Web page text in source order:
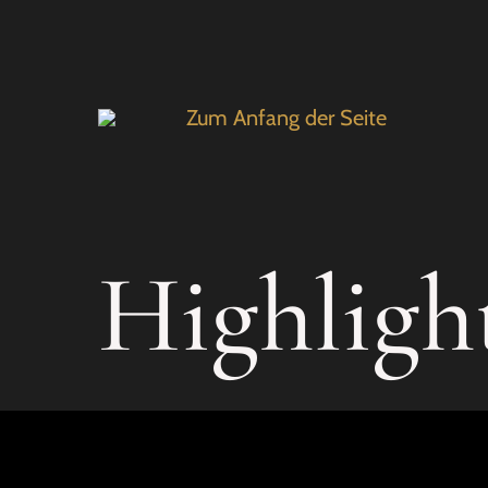
Zum Anfang der Seite